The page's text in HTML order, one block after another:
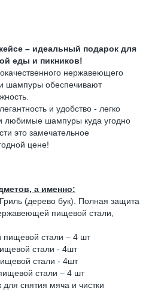
– идеальный подарок для
еды и пикников!
нержавеющего
шампуры обеспечивают
и удобство - легко
любимые шампуры куда угодно
это замечательное
цене!
а именно:
(дерево бук). Полная защита
пищевой стали,
стали – 4 шт
стали - 4шт
стали - 4шт
стали – 4 шт
снятия мяча и чистки